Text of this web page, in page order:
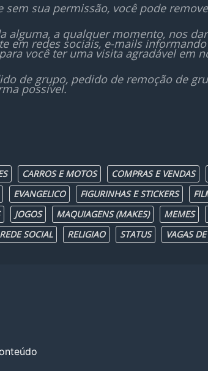
sua permissão, você pode
alguma, a qualquer momento, nos
em redes sociais, e-mails
você ter uma visita agradável em
de grupo, pedido de remoção de
possível.
CARROS E MOTOS COMPRAS E VENDAS
EVANGELICO FIGURINHAS E STICKERS
JOGOS MAQUIAGENS (MAKES) MEMES
REDE SOCIAL RELIGIAO STATUS VAGAS